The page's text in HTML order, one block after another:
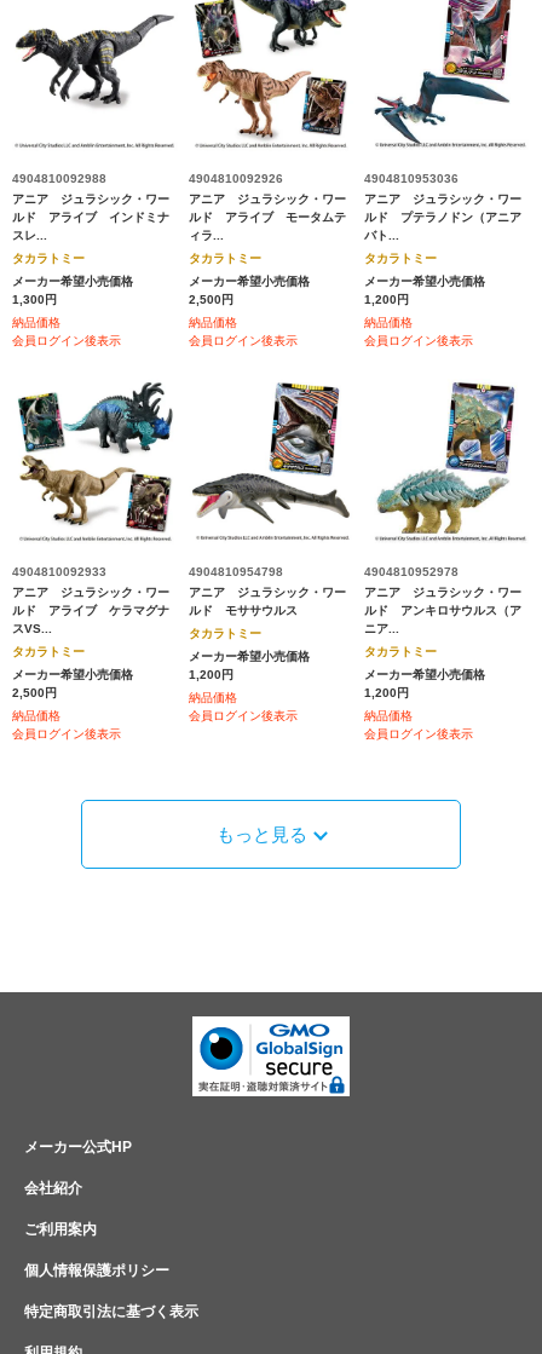
4904810092988
アニア ジュラシック・ワー
ルド アライブ インドミナ
スレ...
タカラトミー
メーカー希望小売価格
1,300円
納品価格
会員ログイン後表示
4904810092926
アニア ジュラシック・ワー
ルド アライブ モータムテ
ィラ...
タカラトミー
メーカー希望小売価格
2,500円
納品価格
会員ログイン後表示
4904810953036
アニア ジュラシック・ワー
ルド プテラノドン（アニア
バト...
タカラトミー
メーカー希望小売価格
1,200円
納品価格
会員ログイン後表示
4904810092933
アニア ジュラシック・ワー
ルド アライブ ケラマグナ
スVS...
タカラトミー
メーカー希望小売価格
2,500円
納品価格
会員ログイン後表示
4904810954798
アニア ジュラシック・ワー
ルド モササウルス
タカラトミー
メーカー希望小売価格
1,200円
納品価格
会員ログイン後表示
4904810952978
アニア ジュラシック・ワー
ルド アンキロサウルス（ア
ニア...
タカラトミー
メーカー希望小売価格
1,200円
納品価格
会員ログイン後表示
もっと見る
メーカー公式HP
会社紹介
ご利用案内
個人情報保護ポリシー
特定商取引法に基づく表示